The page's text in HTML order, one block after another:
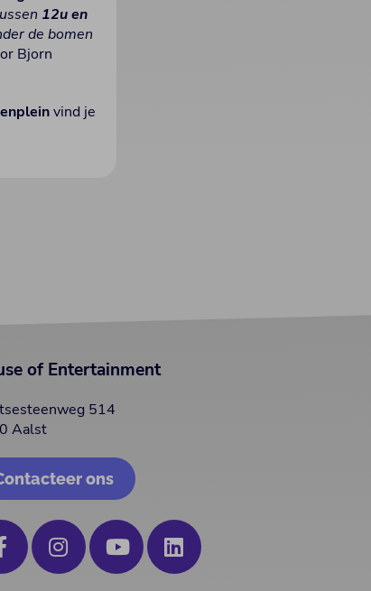
12u en
de bomen
Bjorn
vind je
of Entertainment
514
Aalst
ons